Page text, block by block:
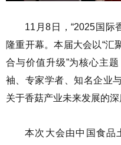
11月8日，“2025国际
隆重开幕。本届大会以“汇
合与价值升级”为核心主
袖、专家学者、知名企业
关于香菇产业未来发展的深
本次大会由中国食品